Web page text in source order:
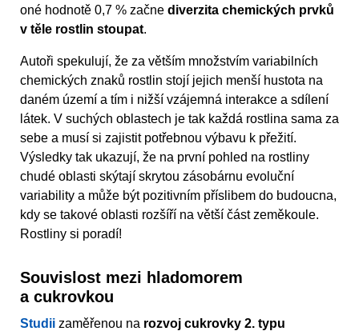
oné hodnotě 0,7 % začne diverzita chemických prvků
v těle rostlin stoupat.
Autoři spekulují, že za větším množstvím variabilních
chemických znaků rostlin stojí jejich menší hustota na
daném území a tím i nižší vzájemná interakce a sdílení
látek. V suchých oblastech je tak každá rostlina sama za
sebe a musí si zajistit potřebnou výbavu k přežití.
Výsledky tak ukazují, že na první pohled na rostliny
chudé oblasti skýtají skrytou zásobárnu evoluční
variability a může být pozitivním příslibem do budoucna,
kdy se takové oblasti rozšíří na větší část zeměkoule.
Rostliny si poradí!
Souvislost mezi hladomorem
a cukrovkou
Studii zaměřenou na rozvoj cukrovky 2. typu